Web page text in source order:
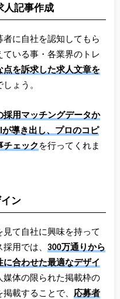
人記事作成
に自社を認知してもら
いる事・各業界のトレ
点を訴求した求人文章を
ょう。
採用マッチングデータか
導き出し、プロのコピ
チェック を行ってくれま
ン
て自社に興味を持って
用では、 300万通りから
合わせた最適なデザイ
体の限られた掲載枠の
載することで、 応募者